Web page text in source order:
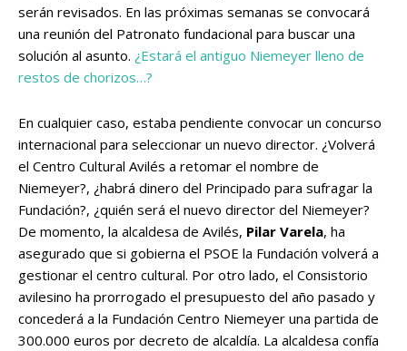
serán revisados. En las próximas semanas se convocará
una reunión del Patronato fundacional para buscar una
solución al asunto. ¿Estará el antiguo Niemeyer lleno de
restos de chorizos…?
En cualquier caso, estaba pendiente convocar un concurso
internacional para seleccionar un nuevo director. ¿Volverá
el Centro Cultural Avilés a retomar el nombre de
Niemeyer?, ¿habrá dinero del Principado para sufragar la
Fundación?, ¿quién será el nuevo director del Niemeyer?
De momento, la alcaldesa de Avilés, Pilar Varela, ha
asegurado que si gobierna el PSOE la Fundación volverá a
gestionar el centro cultural. Por otro lado, el Consistorio
avilesino ha prorrogado el presupuesto del año pasado y
concederá a la Fundación Centro Niemeyer una partida de
300.000 euros por decreto de alcaldía. La alcaldesa confía